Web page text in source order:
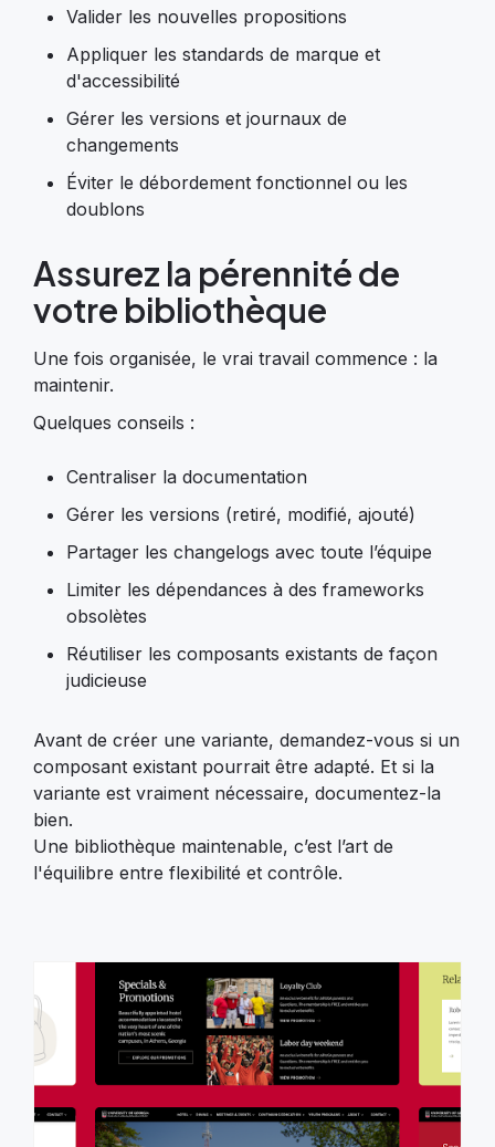
Valider les nouvelles propositions
Appliquer les standards de marque et
d'accessibilité
Gérer les versions et journaux de
changements
Éviter le débordement fonctionnel ou les
doublons
Assurez la pérennité de
votre bibliothèque
Une fois organisée, le vrai travail commence : la
maintenir.
Quelques conseils :
Centraliser la documentation
Gérer les versions (retiré, modifié, ajouté)
Partager les changelogs avec toute l’équipe
Limiter les dépendances à des frameworks
obsolètes
Réutiliser les composants existants de façon
judicieuse
Avant de créer une variante, demandez-vous si un
composant existant pourrait être adapté. Et si la
variante est vraiment nécessaire, documentez-la
bien.
Une bibliothèque maintenable, c’est l’art de
l'équilibre entre flexibilité et contrôle.